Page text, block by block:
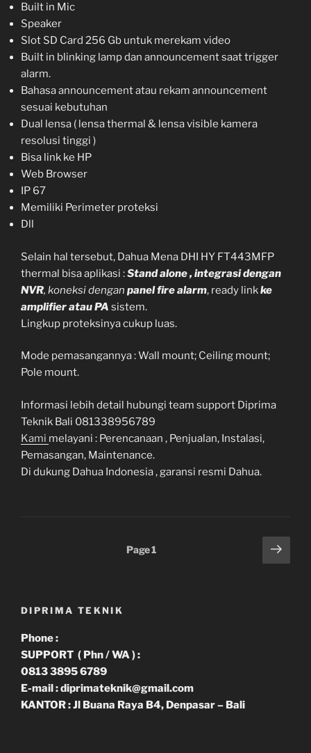
Built in Mic
Speaker
Slot SD Card 256 Gb untuk merekam video
Built in blinking lamp dan announcement saat trigger
alarm.
Bahasa announcement atau rekam announcement
sesuai kebutuhan
Dual lensa ( lensa thermal & lensa visible kamera
resolusi tinggi )
Bisa link ke HP
Web Browser
IP 67
Memiliki Perimeter proteksi
Dll
Selain hal tersebut, Dahua Mena DHI HY FT443MFP
thermal bisa aplikasi :Stand alone , integrasi dengan
NVR, koneksi dengan panel fire alarm, ready linkke
amplifier atau PA sistem.
Lingkup proteksinya cukup luas.
Mode pemasangannya : Wall mount; Ceiling mount;
Pole mount.
Informasi lebih detail hubungi team support Diprima
Teknik Bali 081338956789
Kami melayani : Perencanaan , Penjualan, Instalasi,
Pemasangan, Maintenance.
Di dukung Dahua Indonesia , garansi resmi Dahua.
Page1
Next
page
DIPRIMA TEKNIK
Phone :
SUPPORT ( Phn / WA ) :
0813 3895 6789
E-mail : diprimateknik@gmail.com
KANTOR : Jl Buana Raya B4, Denpasar – Bali